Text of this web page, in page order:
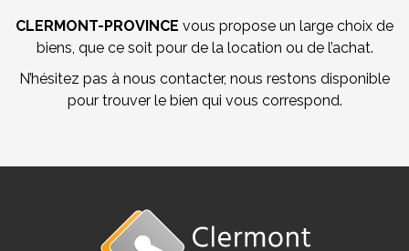
CLERMONT-PROVINCE vous propose un large choix de
biens, que ce soit pour de la location ou de l’achat.
N’hésitez pas à nous contacter, nous restons disponible
pour trouver le bien qui vous correspond.